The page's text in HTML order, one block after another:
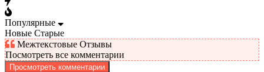
Популярные
Новые Старые
Межтекстовые Отзывы
Посмотреть все комментарии
Просмотреть комментарии